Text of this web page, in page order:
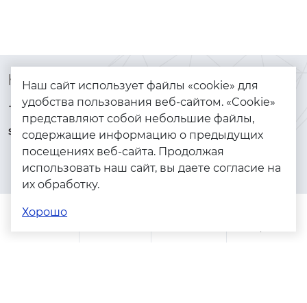
Контакты
+7 (925) 144-64-73
serebryanyye.grani@mail.ru
Каталог
Браслеты
Золото
Серебро
Помощь
Наш сайт использует файлы «cookie» для
удобства пользования веб-сайтом. «Cookie»
представляют собой небольшие файлы,
содержащие информацию о предыдущих
посещениях веб-сайта. Продолжая
использовать наш сайт, вы даете согласие на
их обработку.
Хорошо